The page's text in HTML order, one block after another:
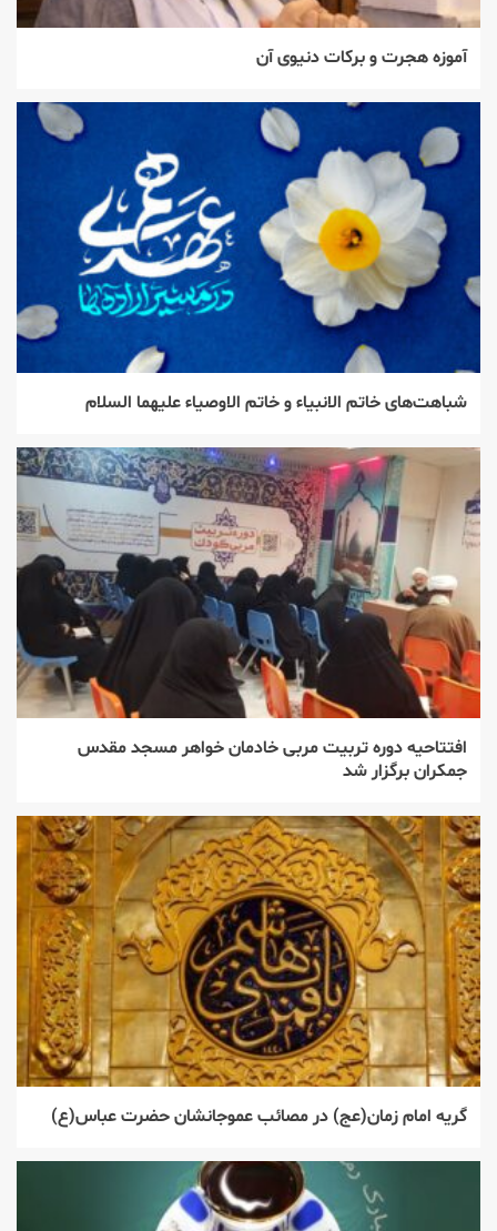
آموزه هجرت و برکات دنیوی آن
شباهت‌های خاتم الانبیاء و خاتم الاوصیاء علیهما السلام
افتتاحیه دوره تربیت مربی خادمان خواهر مسجد مقدس
جمکران برگزار شد
گریه امام زمان(عج) در مصائب عموجانشان حضرت عباس(ع)